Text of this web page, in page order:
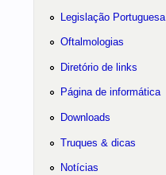
Legislação Portuguesa
Oftalmologias
Diretório de links
Página de informática
Downloads
Truques & dicas
Notícias